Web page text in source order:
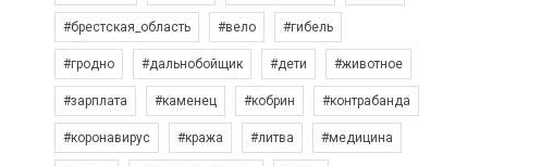
#брестская_область #вело #гибель
#гродно #дальнобойщик #дети #животное
#зарплата #каменец #кобрин #контрабанда
#коронавирус #кража #литва #медицина